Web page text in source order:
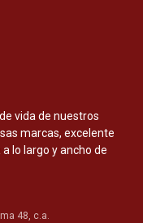
vida de nuestros
marcas, excelente
lo largo y ancho de
48, c.a.